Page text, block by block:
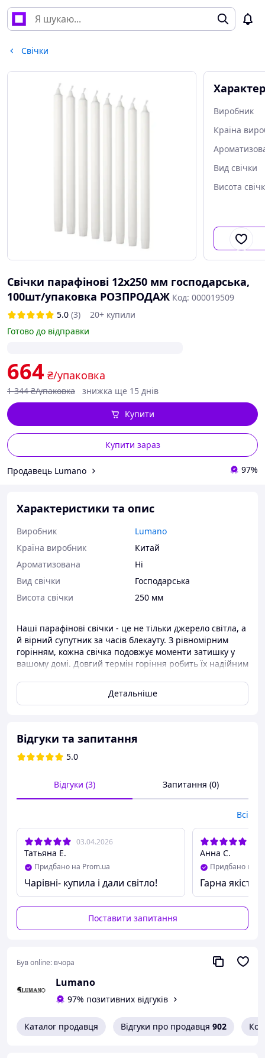
Свічки
Виробник
Країна
Вид свічки
Висота
Свічки парафінові 12х250 мм господарська,
100шт/упаковка РОЗПРОДАЖ Код: 000019509
5.0 (3)
20+ купили
Готово до відправки
664 ₴/упаковка
1 344 ₴/упаковка знижка ще 15 днів
Купити зараз
Купити
Продавець Lumano 97%
Характеристики та опис
Виробник
Lumano
Країна виробник
Китай
Ароматизована
Ні
Вид свічки
Господарська
Висота свічки
250 мм
Наші парафінові свічки - це не тільки джерело світла, а
й вірний супутник за часів блекауту. З рівномірним
горінням, кожна свічка подовжує моменти затишку у
вашому домі. Довгий термін горіння робить їх надійним
теплу і довговічності наших свічок у кожному куточку
Детальніше
Відгуки та запитання
5.0
Відгуки (3) Запитання (0)
Всі
03.04.2026
Татьяна Е.
Придбано на Prom.ua
Чарівні- купила і дали світло!
Анна С.
Придбано на
Гарна якість
Поставити запитання
Був online: вчора
Lumano
97% позитивних відгуків
Каталог продавця Відгуки про продавця 902